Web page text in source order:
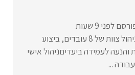
לפני 9 שעות
איך יראה היום יום שלך?ניהול צוות של 8 עובדים, ביצוע
והנעה לעמידה ביעדיםניהול אישי
...